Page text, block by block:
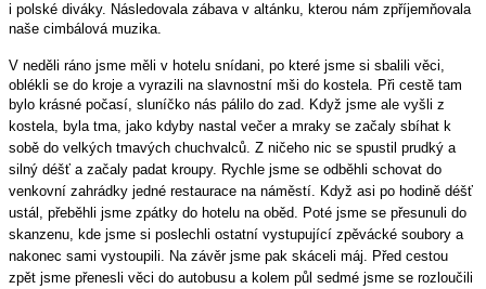
i polské diváky. Následovala zábava v altánku, kterou nám zpříjemňovala
naše cimbálová muzika.
V neděli ráno jsme měli v hotelu snídani, po které jsme si sbalili věci,
oblékli se do kroje a vyrazili na slavnostní mši do kostela. Při cestě tam
bylo krásné počasí, sluníčko nás pálilo do zad. Když jsme ale vyšli z
kostela, byla tma, jako kdyby nastal večer a mraky se začaly sbíhat k
sobě do velkých tmavých chuchvalců. Z ničeho nic se spustil prudký a
silný déšť a začaly padat kroupy. Rychle jsme se odběhli schovat do
venkovní zahrádky jedné restaurace na náměstí. Když asi po hodině déšť
ustál, přeběhli jsme zpátky do hotelu na oběd. Poté jsme se přesunuli do
skanzenu, kde jsme si poslechli ostatní vystupující zpěvácké soubory a
nakonec sami vystoupili. Na závěr jsme pak skáceli máj. Před cestou
zpět jsme přenesli věci do autobusu a kolem půl sedmé jsme se rozloučili